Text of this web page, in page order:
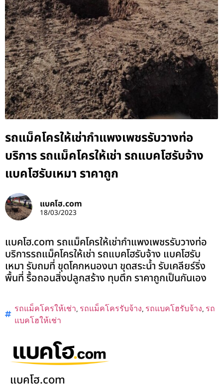
รถแม็คโครให้เช่ากำแพงเพชรรับวางท่อ
บริการ รถแม็คโครให้เช่า รถแบคโฮรับจ้าง
แบคโฮรับเหมา ราคาถูก
แบคโฮ.com
18/03/2023
แบคโฮ.com รถแม็คโครให้เช่ากำแพงเพชรรับวางท่อ
บริการรถแม็คโครให้เช่า รถแบคโฮรับจ้าง แบคโฮรับ
เหมา รับถมที่ ขุดโคกหนองนา ขุดสระน้ำ รับเคลียร์ริ่ง
พื้นที่ รื้อถอนสิ่งปลูกสร้าง ทุบตึก ราคาถูกเป็นกันเอง
รถแม็คโครให้เช่า, รถแม็คโครรับจ้าง, รถแบคโฮรับจ้าง, รถ
แบคโฮให้เช่า
แบคโฮ.com